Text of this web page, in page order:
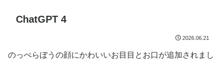
ChatGPT 4
2026.06.21
のっぺらぼうの顔にかわいいお目目とお口が追加されまし